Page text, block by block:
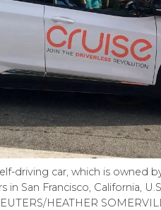
driving car, which is owned
in San Francisco, California,
HEATHER